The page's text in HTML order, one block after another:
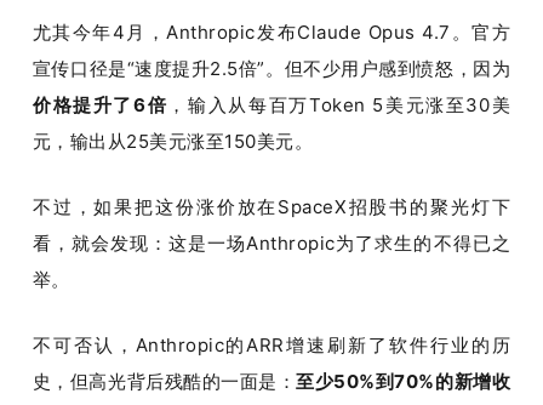
尤其今年4月，Anthropic发布Claude Opus 4.7。官方
宣传口径是“速度提升2.5倍”。但不少用户感到愤怒，因为
价格提升了6倍 ，输入从每百万Token 5美元涨至30美
元，输出从25美元涨至150美元。
不过，如果把这份涨价放在SpaceX招股书的聚光灯下
看，就会发现：这是一场Anthropic为了求生的不得已之
举。
不可否认，Anthropic的ARR增速刷新了软件行业的历
史，但高光背后残酷的一面是：至少50%到70%的新增收